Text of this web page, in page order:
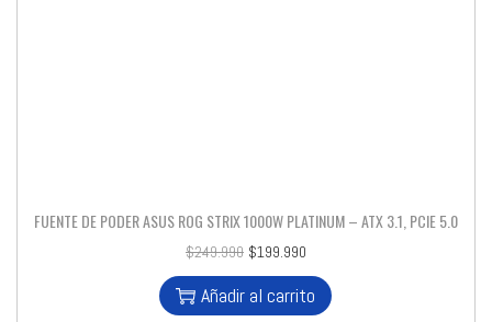
FUENTE DE PODER ASUS ROG STRIX 1000W PLATINUM – ATX 3.1, PCIE 5.0
$249.990 $199.990
Añadir al carrito